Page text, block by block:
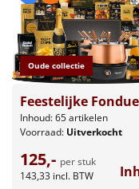
Oude collectie
Feestelijke Fondue
Inhoud: 65 artikelen
Voorraad: Uitverkocht
125,- per stuk
143,33 incl. BTW